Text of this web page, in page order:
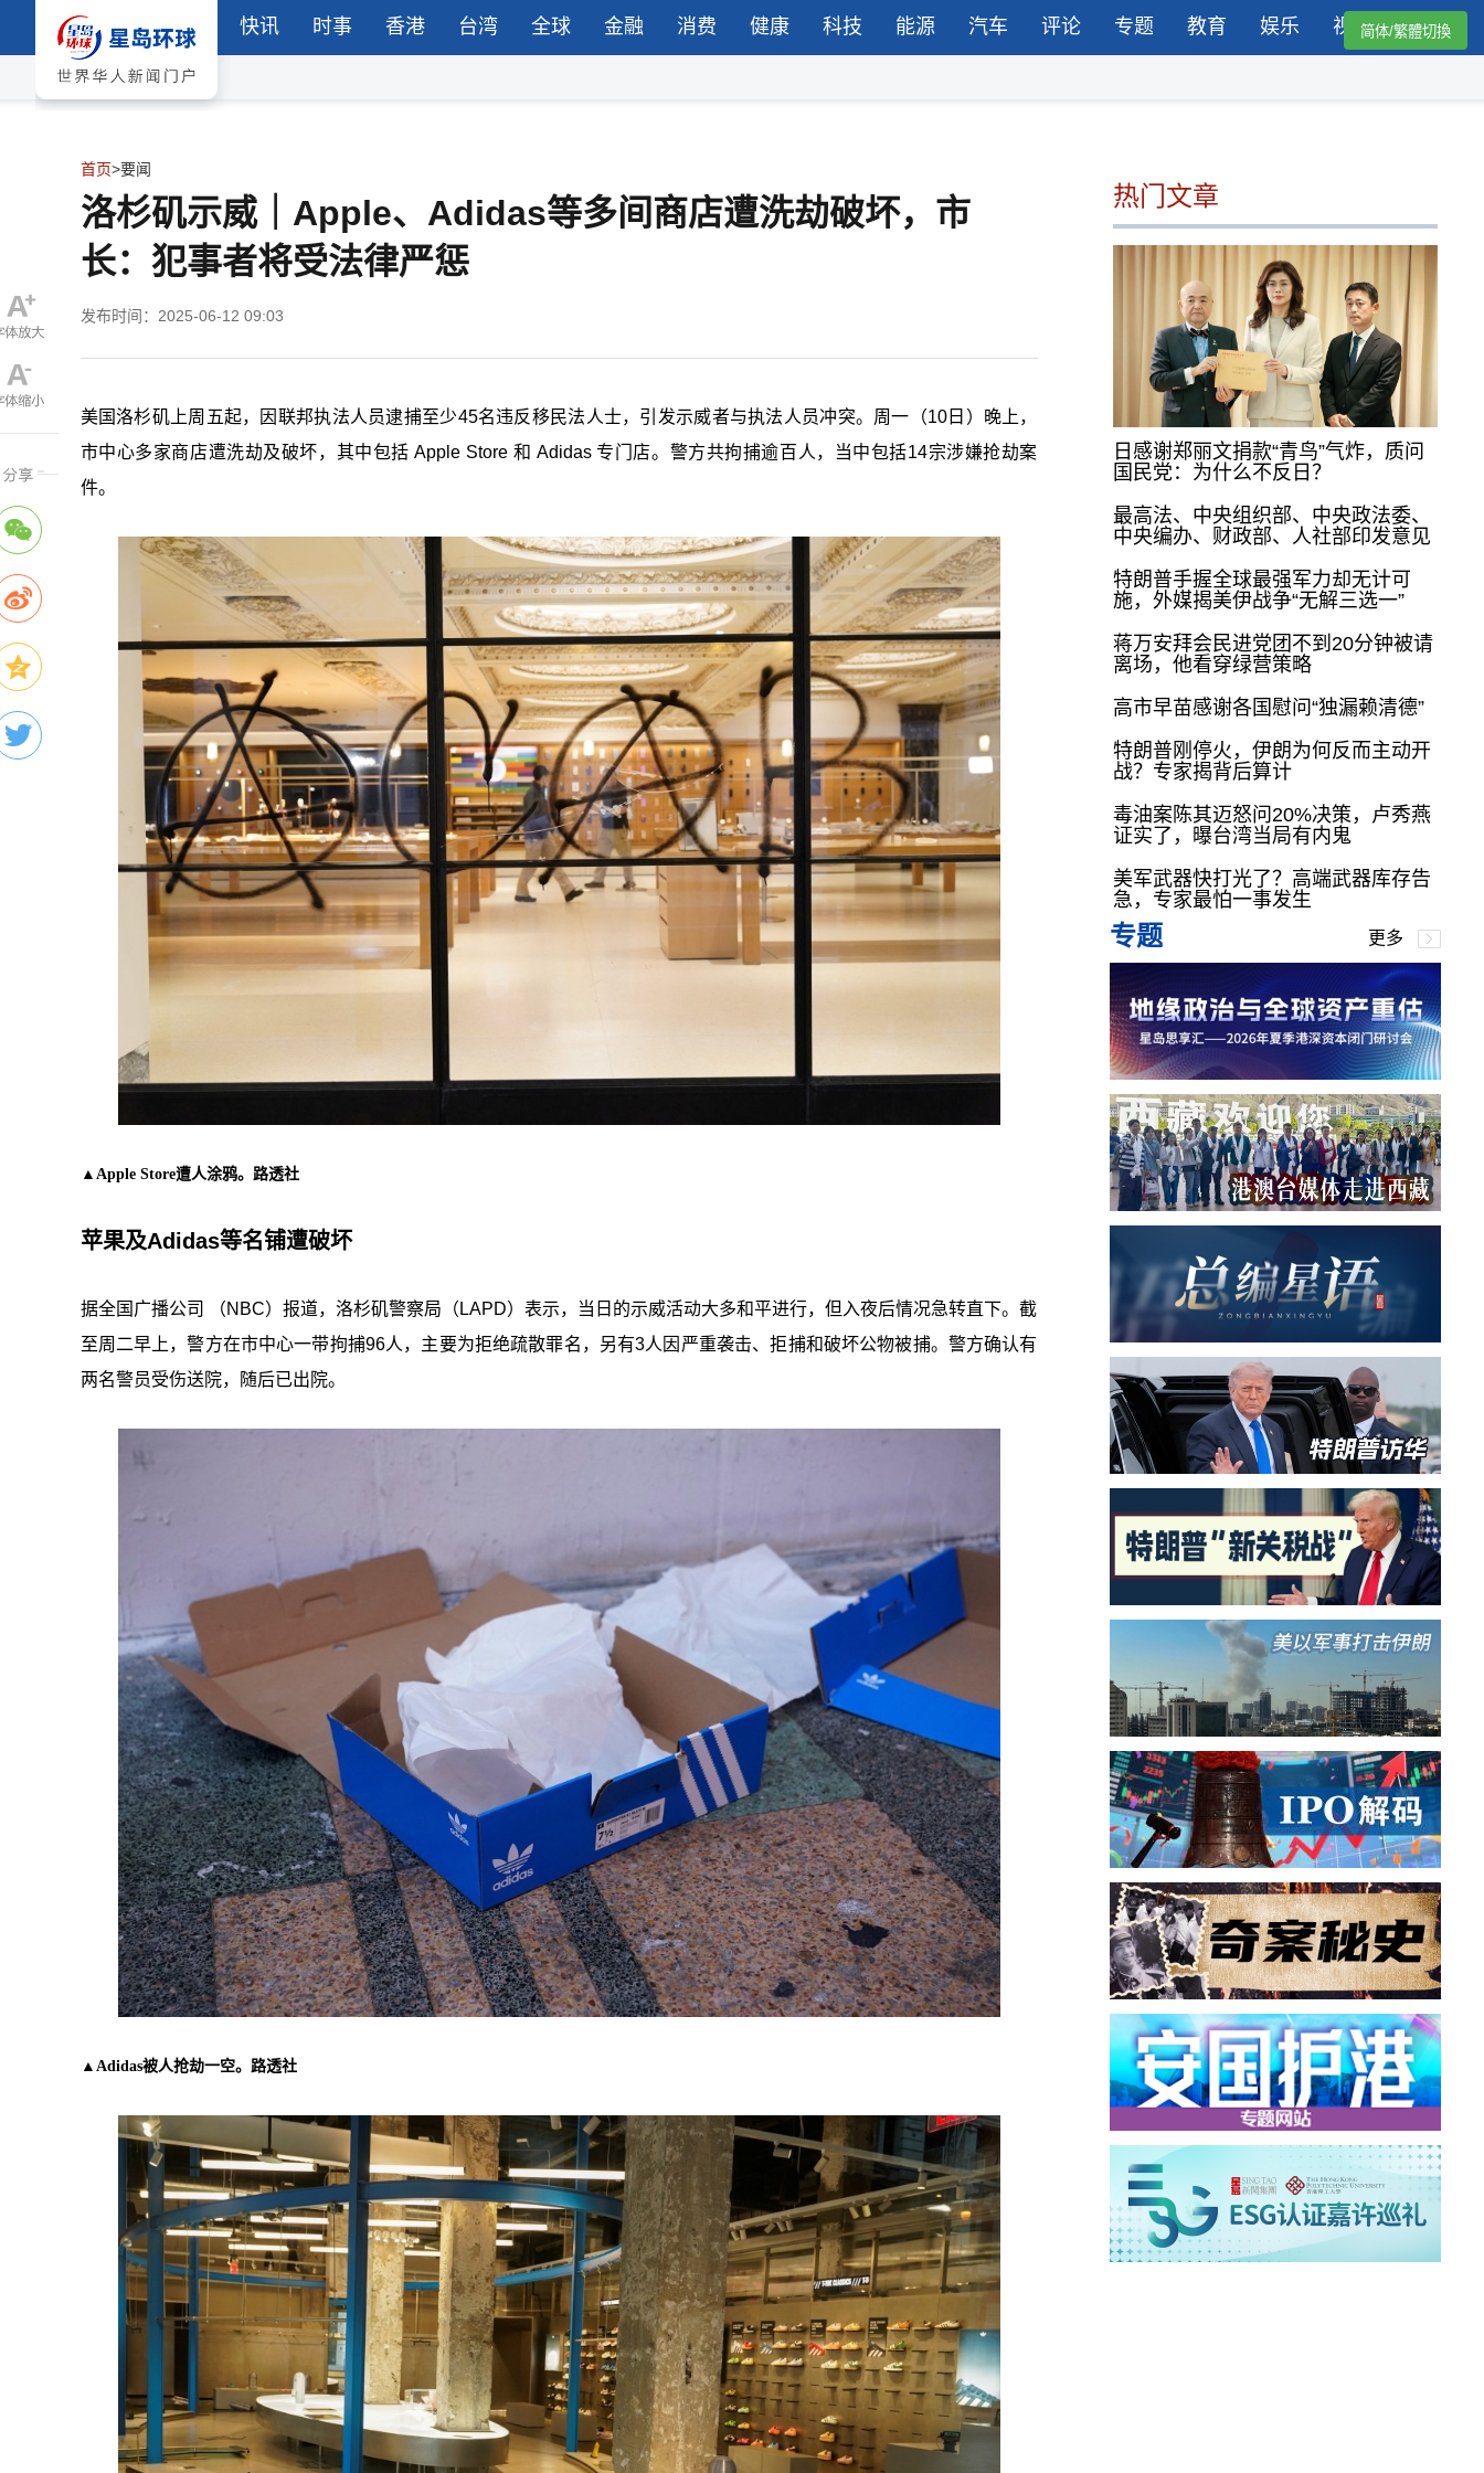
快讯 时事 香港 台湾 全球 金融 消费 健康 科技 能源 汽车 评论 专题 教育 娱乐 视频简体/繁體切換
首页>要闻
洛杉矶示威｜Apple、Adidas等多间商店遭洗劫破坏，市
长：犯事者将受法律严惩
发布时间：2025-06-12 09:03
美国洛杉矶上周五起，因联邦执法人员逮捕至少45名违反移民法人士，引发示威者与执法人员冲突。周一（10日）晚上，
市中心多家商店遭洗劫及破坏，其中包括 Apple Store 和 Adidas 专门店。警方共拘捕逾百人，当中包括14宗涉嫌抢劫案
件。
▲Apple Store遭人涂鸦。路透社
苹果及Adidas等名铺遭破坏
据全国广播公司 （NBC）报道，洛杉矶警察局（LAPD）表示，当日的示威活动大多和平进行，但入夜后情况急转直下。截
至周二早上，警方在市中心一带拘捕96人，主要为拒绝疏散罪名，另有3人因严重袭击、拒捕和破坏公物被捕。警方确认有
两名警员受伤送院，随后已出院。
▲Adidas被人抢劫一空。路透社
热门文章
日感谢郑丽文捐款“青鸟”气炸，质问
国民党：为什么不反日？
最高法、中央组织部、中央政法委、
中央编办、财政部、人社部印发意见
特朗普手握全球最强军力却无计可
施，外媒揭美伊战争“无解三选一”
蒋万安拜会民进党团不到20分钟被请
离场，他看穿绿营策略
高市早苗感谢各国慰问“独漏赖清德”
特朗普刚停火，伊朗为何反而主动开
战？专家揭背后算计
毒油案陈其迈怒问20%决策，卢秀燕
证实了，曝台湾当局有内鬼
美军武器快打光了？高端武器库存告
急，专家最怕一事发生
专题 更多